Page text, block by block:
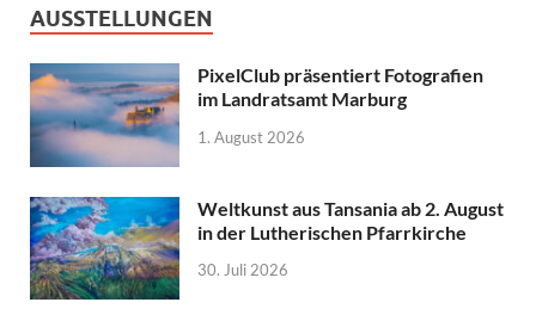
AUSSTELLUNGEN
PixelClub präsentiert Fotografien
im Landratsamt Marburg
1. August 2026
Weltkunst aus Tansania ab 2. August
in der Lutherischen Pfarrkirche
30. Juli 2026